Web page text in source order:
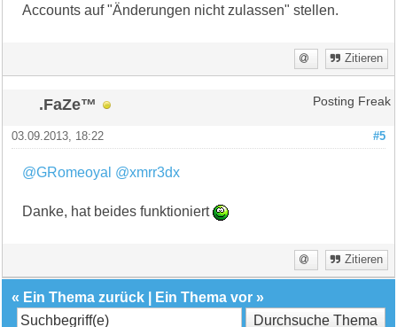
Accounts auf "Änderungen nicht zulassen" stellen.
Zitieren
.FaZe™ Posting Freak
#5
03.09.2013, 18:22
@GRomeoyal @xmrr3dx
Danke, hat beides funktioniert
Zitieren
« Ein Thema zurück Ein Thema vor »